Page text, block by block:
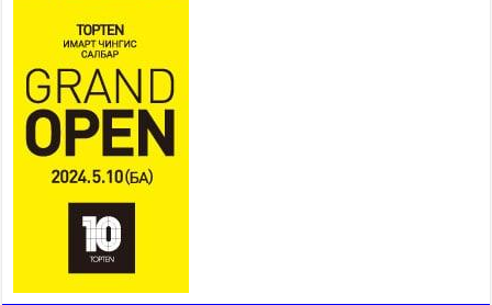
2026 оны 7 сар 20 / 12 цаг 06 минут
“Эхийн алдар” одонгийн шаардлагыг
хөнгөрүүллээ
2026 оны 7 сар 20 / 11 цаг 51 минут
“Жил бүрийн өвөл, жил бүрийн ижил асуудал”
2026 оны 7 сар 20 / 11 цаг 16 минут
зайлуулах хоолойтой, явган хүний болон дугуйн
замтай байлгах стандарт мөрдөнө
2026 оны 7 сар 20 / 9 цаг 24 минут
Б.Пүрэвдагва: Хотын төвөөс Бэлх, Сэлх